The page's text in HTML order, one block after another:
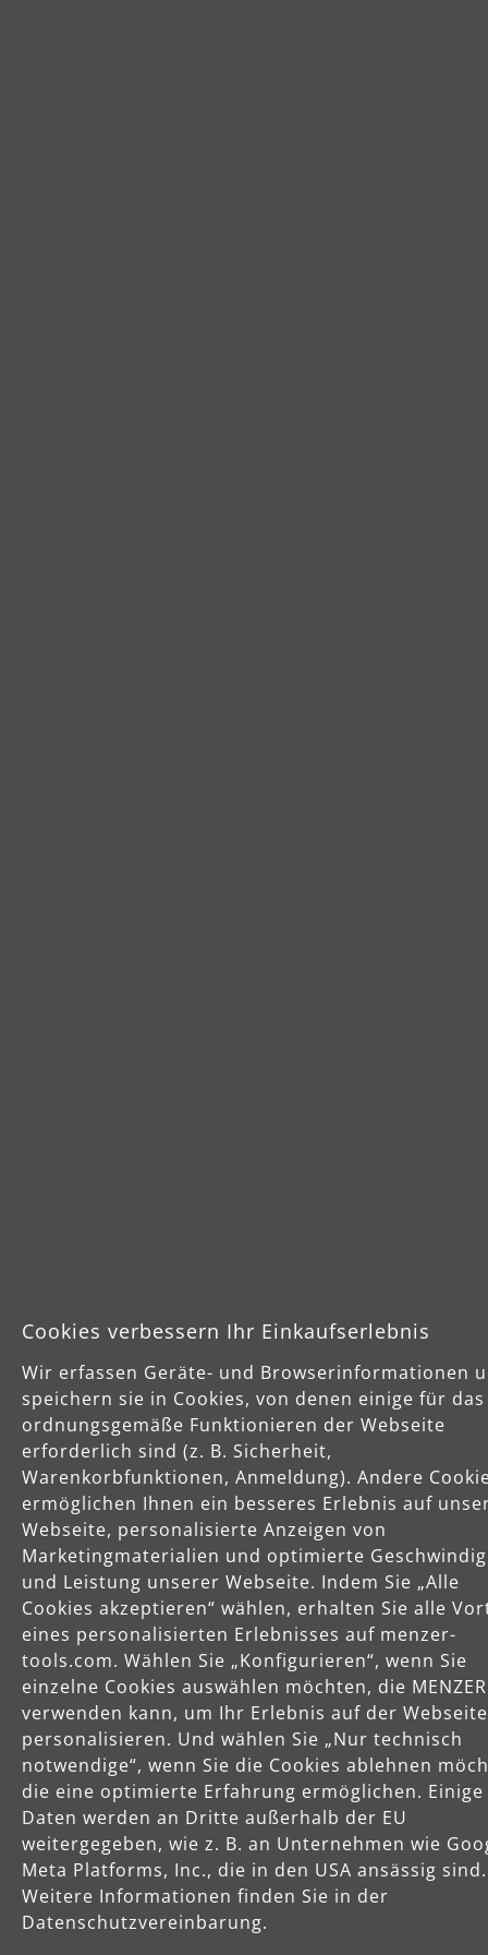
Käuferschutz
Servicezeiten
Mo-Do: 8-16 Uhr
Fr: 8-14 Uhr
Produkte
Service
Unternehmen
Celsiusstraße 20
04420 Markranstädt
Telefon: +49 (0) 34205 9 27 94 00
Fax: +49 (0) 34205 9 27 94 29
info@menzer-tools.com
Cookies verbessern Ihr Einkaufserlebnis
Wir erfassen Geräte- und Browserinformationen
speichern sie in Cookies, von denen einige für das
ordnungsgemäße Funktionieren der Webseite
erforderlich sind (z. B. Sicherheit,
Warenkorbfunktionen, Anmeldung). Andere
ermöglichen Ihnen ein besseres Erlebnis auf
Webseite, personalisierte Anzeigen von
Marketingmaterialien und optimierte
und Leistung unserer Webseite. Indem Sie „Alle
Cookies akzeptieren“ wählen, erhalten Sie alle
eines personalisierten Erlebnisses auf menzer-
tools.com. Wählen Sie „Konfigurieren“, wenn Sie
einzelne Cookies auswählen möchten, die MENZER
verwenden kann, um Ihr Erlebnis auf der
personalisieren. Und wählen Sie „Nur technisch
notwendige“, wenn Sie die Cookies ablehnen
die eine optimierte Erfahrung ermöglichen.
Daten werden an Dritte außerhalb der EU
weitergegeben, wie z. B. an Unternehmen wie
Meta Platforms, Inc., die in den USA ansässig sind.
Weitere Informationen finden Sie in der
Datenschutzvereinbarung.